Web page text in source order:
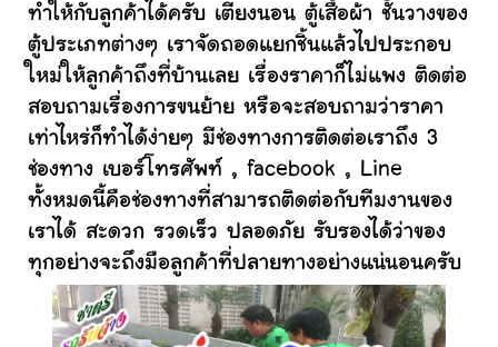
ทำให้กับลูกค้าได้ครับ เตียงนอน ตู้เสื้อผ้า ชั้นวางของ
ตู้ประเภทต่างๆ เราจัดถอดแยกชิ้นแล้วไปประกอบ
ใหม่ให้ลูกค้าถึงที่บ้านเลย เรื่องราคาก็ไม่แพง ติดต่อ
สอบถามเรื่องการขนย้าย หรือจะสอบถามว่าราคา
เท่าไหร่ก็ทำได้ง่ายๆ มีช่องทางการติดต่อเราถึง 3
ช่องทาง เบอร์โทรศัพท์ , facebook , Line
ทั้งหมดนี้คือช่องทางที่สามารถติดต่อกับทีมงานของ
เราได้ สะดวก รวดเร็ว ปลอดภัย รับรองได้ว่าของ
ทุกอย่างจะถึงมือลูกค้าที่ปลายทางอย่างแน่นอนครับ